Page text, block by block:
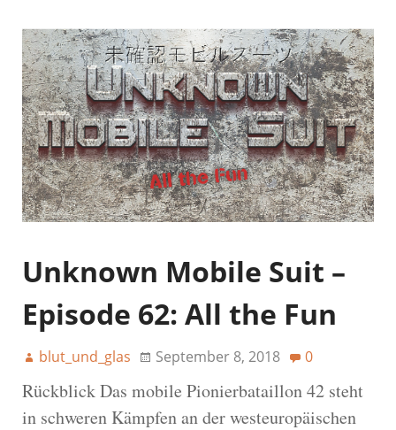
Unknown Mobile Suit –
Episode 62: All the Fun
blut_und_glas September 8, 2018 0
Rückblick Das mobile Pionierbataillon 42 steht
in schweren Kämpfen an der westeuropäischen